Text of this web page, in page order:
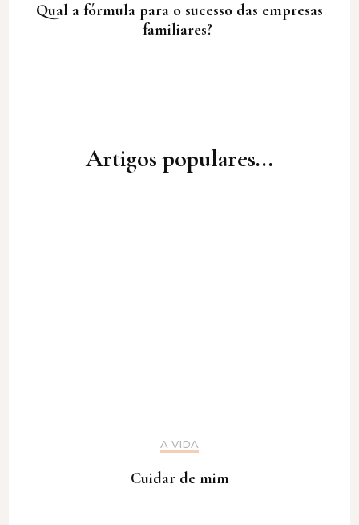
Qual a fórmula para o sucesso das empresas
familiares?
Artigos populares...
A VIDA
Cuidar de mim